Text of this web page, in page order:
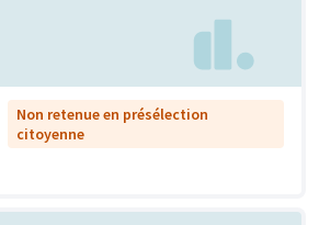
Non retenue en présélection
citoyenne